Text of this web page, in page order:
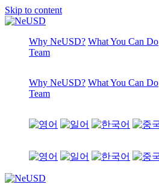
Skip to content
Why NeUSD? What You Can Do
Team
Why NeUSD? What You Can Do
Team